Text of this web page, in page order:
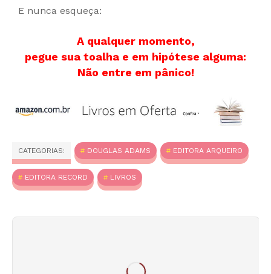
E nunca esqueça:
A qualquer momento,
pegue sua toalha e em hipótese alguma:
Não entre em pânico!
CATEGORIAS: DOUGLAS ADAMS EDITORA ARQUEIRO
EDITORA RECORD LIVROS